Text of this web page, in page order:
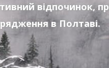
відпочинок,
в Полтаві.